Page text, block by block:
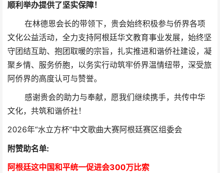
顺利举办提供了坚实保障！
在林德恩会长的带领下，贵会始终积极参与侨界各项
文化公益活动，全力支持阿根廷华文教育事业发展，始终坚
守团结互助、抱团取暖的宗旨，扎实推进和谐侨社建设，凝
聚乡情、服务侨胞，以务实行动筑牢侨界温情纽带，深受旅
阿侨界的高度认可与赞誉。
感谢贵会的助力与奉献，愿我们继续携手，共传中华
文化，共筑和谐侨社！
2026年“水立方杯”中文歌曲大赛阿根廷赛区组委会
附赞助名单:
阿根廷这中国和平统一促进会300万比索